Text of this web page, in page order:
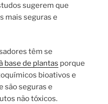
sugerem que
mais seguras e
têm se
base de plantas porque
bioativos e
são seguras e
não tóxicos.